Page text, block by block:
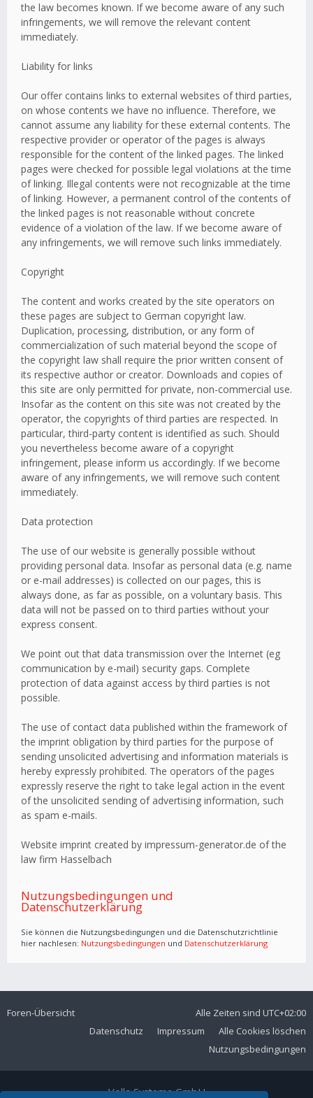
the law becomes known. If we become aware of any such
infringements, we will remove the relevant content
immediately.
Liability for links
Our offer contains links to external websites of third parties,
on whose contents we have no influence. Therefore, we
cannot assume any liability for these external contents. The
respective provider or operator of the pages is always
responsible for the content of the linked pages. The linked
pages were checked for possible legal violations at the time
of linking. Illegal contents were not recognizable at the time
of linking. However, a permanent control of the contents of
the linked pages is not reasonable without concrete
evidence of a violation of the law. If we become aware of
any infringements, we will remove such links immediately.
Copyright
The content and works created by the site operators on
these pages are subject to German copyright law.
Duplication, processing, distribution, or any form of
commercialization of such material beyond the scope of
the copyright law shall require the prior written consent of
its respective author or creator. Downloads and copies of
this site are only permitted for private, non-commercial use.
Insofar as the content on this site was not created by the
operator, the copyrights of third parties are respected. In
particular, third-party content is identified as such. Should
you nevertheless become aware of a copyright
infringement, please inform us accordingly. If we become
aware of any infringements, we will remove such content
immediately.
Data protection
The use of our website is generally possible without
providing personal data. Insofar as personal data (e.g. name
or e-mail addresses) is collected on our pages, this is
always done, as far as possible, on a voluntary basis. This
data will not be passed on to third parties without your
express consent.
We point out that data transmission over the Internet (eg
communication by e-mail) security gaps. Complete
protection of data against access by third parties is not
possible.
The use of contact data published within the framework of
the imprint obligation by third parties for the purpose of
sending unsolicited advertising and information materials is
hereby expressly prohibited. The operators of the pages
expressly reserve the right to take legal action in the event
of the unsolicited sending of advertising information, such
as spam e-mails.
Website imprint created by impressum-generator.de of the
law firm Hasselbach
Nutzungsbedingungen und
Datenschutzerklärung
Sie können die Nutzungsbedingungen und die Datenschutzrichtlinie
hier nachlesen: Nutzungsbedingungen und Datenschutzerklärung
Foren-Übersicht Alle Zeiten sind UTC+02:00
Alle Cookies löschen
Impressum
Datenschutz
Nutzungsbedingungen
Volla Systeme GmbH